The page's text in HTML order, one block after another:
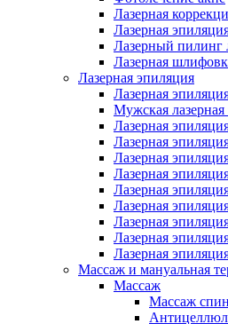
Лазерная
Лазерная
Лазерный пилинг
Лазерная
Лазерная эпиляция
Лазерная
Мужская
Лазерная
Лазерная
Лазерная
Лазерная
Лазерная
Лазерная
Лазерная
Лазерная
Лазерная
Массаж и мануальная
Массаж
Массаж